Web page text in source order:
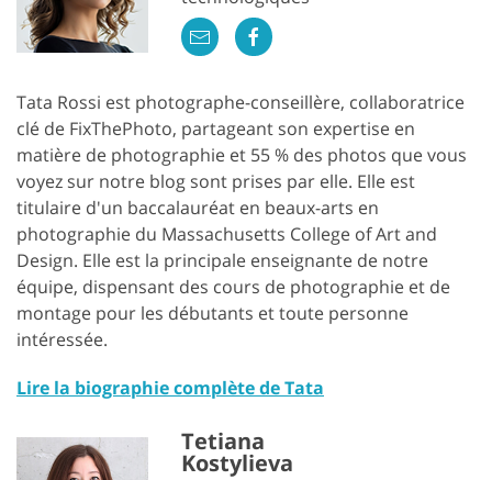
Tata Rossi est photographe-conseillère, collaboratrice
clé de FixThePhoto, partageant son expertise en
matière de photographie et 55 % des photos que vous
voyez sur notre blog sont prises par elle. Elle est
titulaire d'un baccalauréat en beaux-arts en
photographie du Massachusetts College of Art and
Design. Elle est la principale enseignante de notre
équipe, dispensant des cours de photographie et de
montage pour les débutants et toute personne
intéressée.
Lire la biographie complète de Tata
Tetiana
Kostylieva